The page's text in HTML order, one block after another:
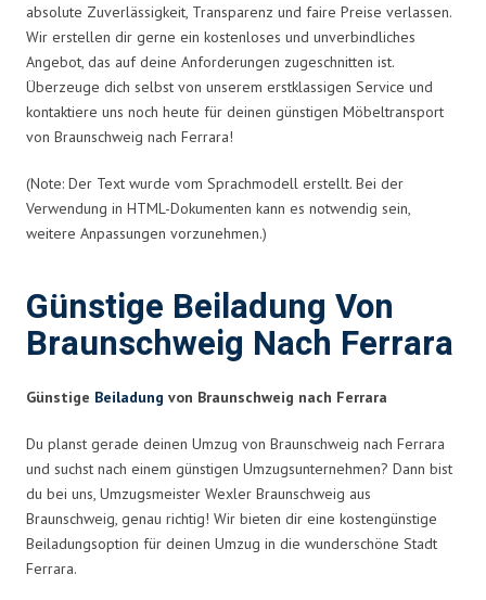
absolute Zuverlässigkeit, Transparenz und faire Preise verlassen.
Wir erstellen dir gerne ein kostenloses und unverbindliches
Angebot, das auf deine Anforderungen zugeschnitten ist.
Überzeuge dich selbst von unserem erstklassigen Service und
kontaktiere uns noch heute für deinen günstigen Möbeltransport
von Braunschweig nach Ferrara!
(Note: Der Text wurde vom Sprachmodell erstellt. Bei der
Verwendung in HTML-Dokumenten kann es notwendig sein,
weitere Anpassungen vorzunehmen.)
Günstige Beiladung Von
Braunschweig Nach Ferrara
Günstige Beiladung von Braunschweig nach Ferrara
Du planst gerade deinen Umzug von Braunschweig nach Ferrara
und suchst nach einem günstigen Umzugsunternehmen? Dann bist
du bei uns, Umzugsmeister Wexler Braunschweig aus
Braunschweig, genau richtig! Wir bieten dir eine kostengünstige
Beiladungsoption für deinen Umzug in die wunderschöne Stadt
Ferrara.